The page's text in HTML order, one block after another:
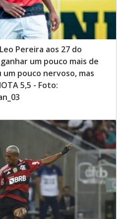
Pereira aos 27 do
um pouco mais de
pouco nervoso, mas
5,5 - Foto: